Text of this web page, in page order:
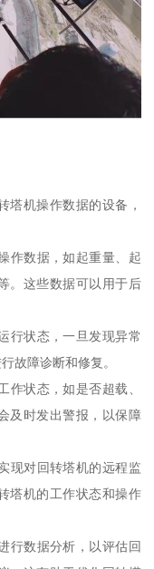
塔机操作数据的设备，
作数据，如起重量、起
。这些数据可以用于后
行状态，一旦发现异常
故障诊断和修复。
作状态，如是否超载、
及时发出警报，以保障
现对回转塔机的远程监
塔机的工作状态和操作
行数据分析，以评估回